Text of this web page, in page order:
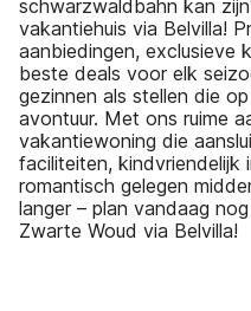
schwarzwaldbahn kan
vakantiehuis via Belvilla!
aanbiedingen, exclusieve
beste deals voor elk
gezinnen als stellen die
avontuur. Met ons ruime
vakantiewoning die
faciliteiten, kindvriendelijk
romantisch gelegen
langer – plan vandaag
Zwarte Woud via Belvilla!